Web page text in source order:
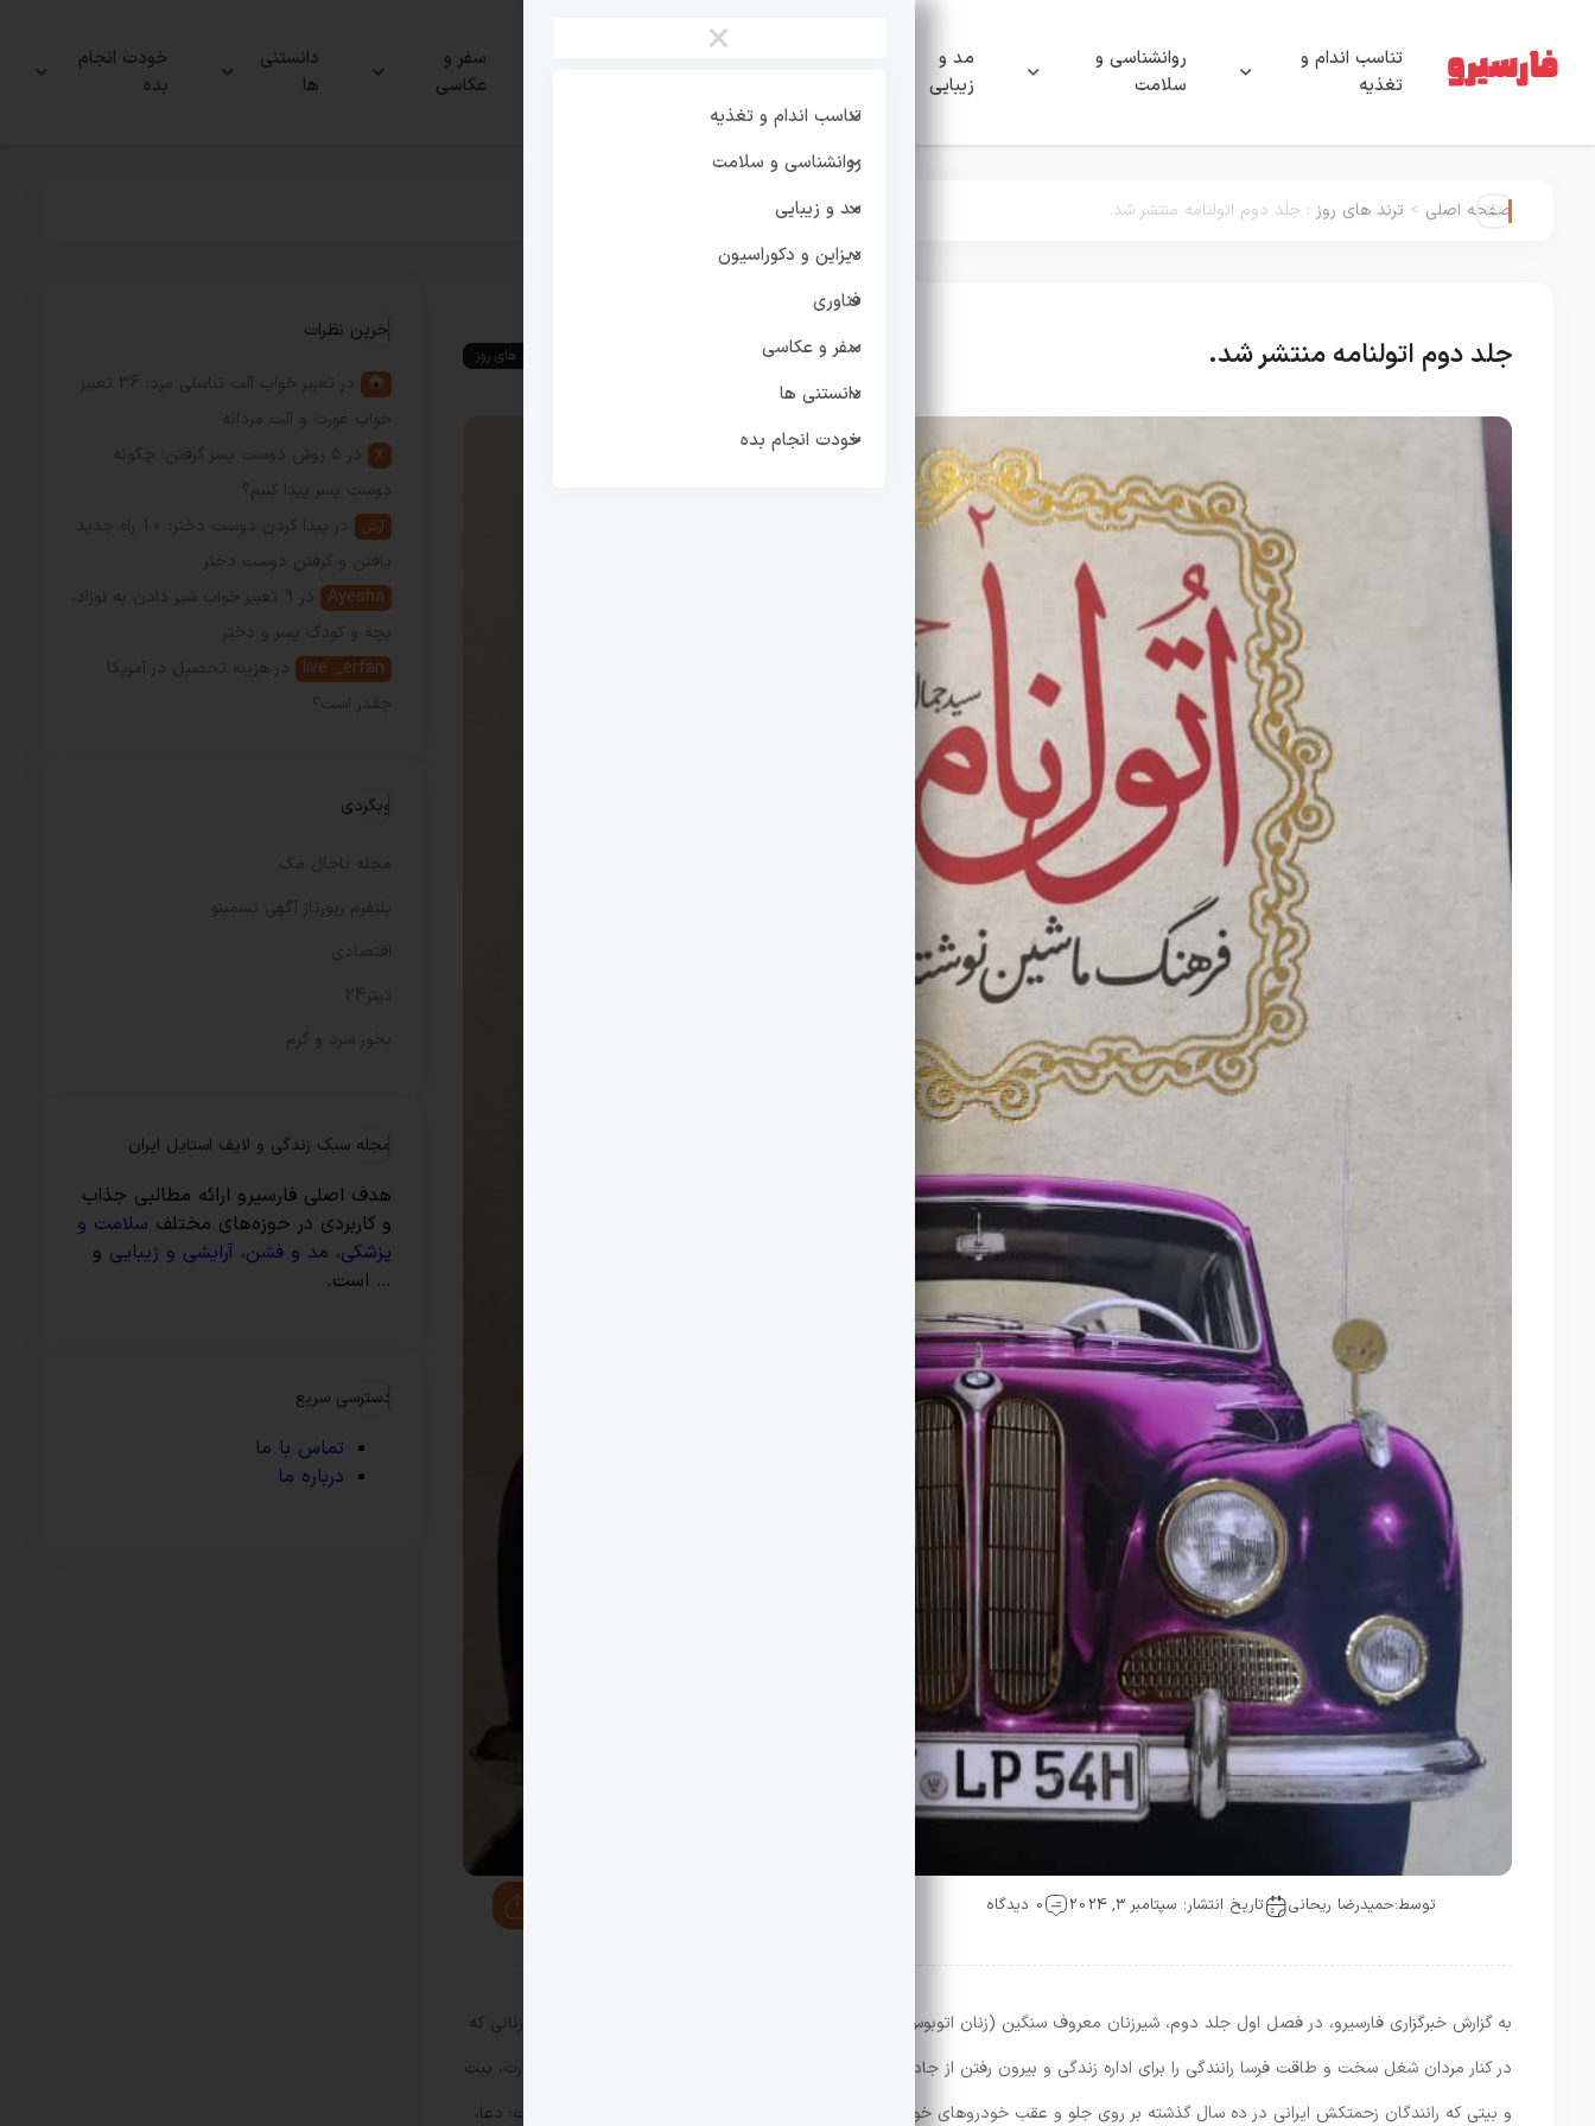
تناسب اندام و
تغذیه
روانشناسی و
سلامت
مد و
زیبایی
سفر و
عکاسی
دانستنی
ها
خودت انجام
بده
×
تناسب اندام و تغذیه
روانشناسی و سلامت
مد و زیبایی
دیزاین و دکوراسیون
فناوری
سفر و عکاسی
دانستنی ها
خودت انجام بده
صفحه اصلی > ترند های روز : جلد دوم اتولنامه منتشر شد.
جلد دوم اتولنامه منتشر شد. ترند های روز
توسط:حمیدرضا ریحانی تاریخ انتشار: سپتامبر 3, 2024 0 دیدگاه
به گزارش خبرگزاری فارسیرو، در فصل اول جلد دوم، شیرزنان معروف سنگین (زنان اتوبوس، کامیون و تراموا) در گوشه و کنار کشور حضور یافته اند. زنانی که
در کنار مردان شغل سخت و طاقت فرسا رانندگی را برای اداره زندگی و بیرون رفتن از جاده انتخاب کرده اند. در فصول بعدی کتاب، هزاران کلمه، عبارت، بیت
و بیتی که رانندگان زحمتکش ایرانی در ده سال گذشته بر روی جلو و عقب خودروهای خود نوشته اند در قالب پنج فصل به رشته تحریر درآمده است: دعا،
آخرین نظرات
در
تعبیر خواب آلت تناسلی مرد: 36 تعبیر
خواب عورت و آلت مردانه
X در
5 روش دوست پسر گرفتن؛ چگونه
دوست پسر پیدا کنیم؟
آرش در
پیدا کردن دوست دختر: 10 راه جدید
یافتن و گرفتن دوست دختر
Ayesha
در
9 تعبیر خواب شیر دادن به نوزاد،
بچه و کودک پسر و دختر
live _erfan
در
هزینه تحصیل در آمریکا
چقدر است؟
وبگردی
مجله باحال مگ
پلتفرم رپورتاژ آگهی تسمینو
اقتصادی
تیتر24
بخور سرد و گرم
مجله سبک زندگی و لایف استایل ایران
هدف اصلی فارسیرو ارائه مطالبی جذاب
و کاربردی در حوزه‌های مختلف سلامت و
پزشکی، مد و فشن، آرایشی و زیبایی و
… است.
دسترسی سریع
تماس با ما
درباره ما